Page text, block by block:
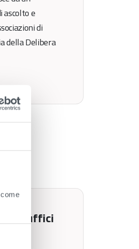
ascolto e
di
della Delibera
uffici